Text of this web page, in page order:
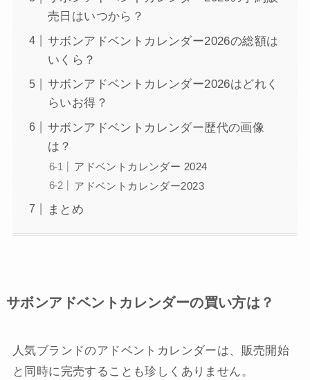
売日はいつから？
サボンアドベントカレンダー2026の総額は
いくら？
サボンアドベントカレンダー2026はどれく
らいお得？
サボンアドベントカレンダー歴代の画像
は？
アドベントカレンダー 2024
アドベントカレンダー2023
まとめ
サボンアドベントカレンダーの買い方は？
人気ブランドのアドベントカレンダーは、販売開始
と同時に完売することも珍しくありません。